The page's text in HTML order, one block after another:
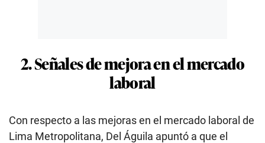
2. Señales de mejora en el mercado
laboral
Con respecto a las mejoras en el mercado laboral de
Lima Metropolitana, Del Águila apuntó a que el